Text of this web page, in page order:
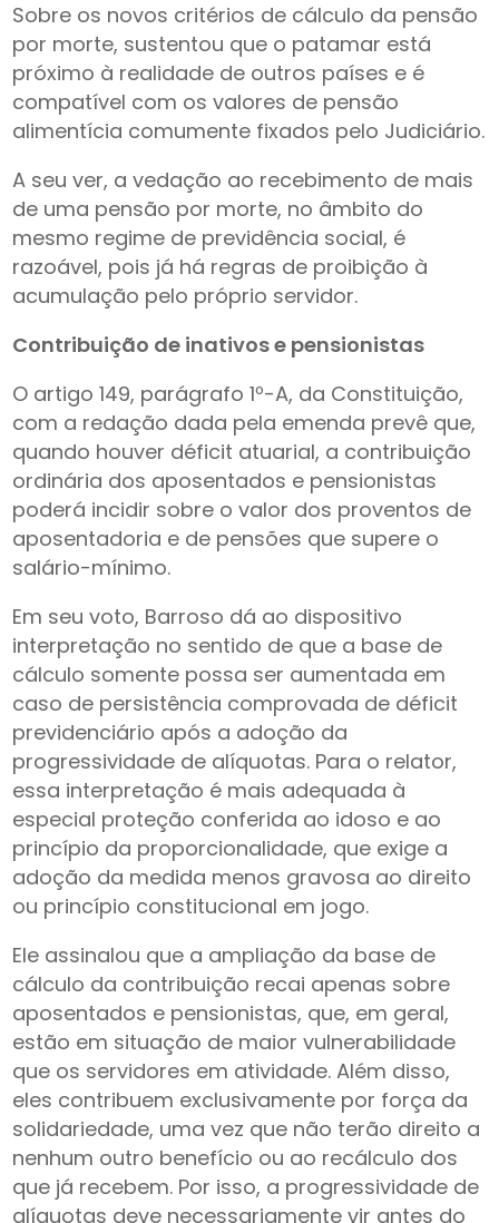
Sobre os novos critérios de cálculo da pensão
por morte, sustentou que o patamar está
próximo à realidade de outros países e é
compatível com os valores de pensão
alimentícia comumente fixados pelo Judiciário.
A seu ver, a vedação ao recebimento de mais
de uma pensão por morte, no âmbito do
mesmo regime de previdência social, é
razoável, pois já há regras de proibição à
acumulação pelo próprio servidor.
Contribuição de inativos e pensionistas
O artigo 149, parágrafo 1º-A, da Constituição,
com a redação dada pela emenda prevê que,
quando houver déficit atuarial, a contribuição
ordinária dos aposentados e pensionistas
poderá incidir sobre o valor dos proventos de
aposentadoria e de pensões que supere o
salário-mínimo.
Em seu voto, Barroso dá ao dispositivo
interpretação no sentido de que a base de
cálculo somente possa ser aumentada em
caso de persistência comprovada de déficit
previdenciário após a adoção da
progressividade de alíquotas. Para o relator,
essa interpretação é mais adequada à
especial proteção conferida ao idoso e ao
princípio da proporcionalidade, que exige a
adoção da medida menos gravosa ao direito
ou princípio constitucional em jogo.
Ele assinalou que a ampliação da base de
cálculo da contribuição recai apenas sobre
aposentados e pensionistas, que, em geral,
estão em situação de maior vulnerabilidade
que os servidores em atividade. Além disso,
eles contribuem exclusivamente por força da
solidariedade, uma vez que não terão direito a
nenhum outro benefício ou ao recálculo dos
que já recebem. Por isso, a progressividade de
alíquotas deve necessariamente vir antes do